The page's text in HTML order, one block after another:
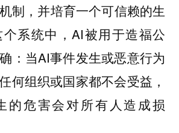
制，并培育一个可信赖的生
系统中，AI被用于造福公
：当AI事件发生或恶意行为
何组织或国家都不会受益，
的危害会对所有人造成损